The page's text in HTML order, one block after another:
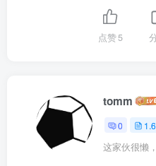
| ├──课时132 数据的分布
| ├──课时133 画家的成长历
| ├──课时134 GAN原理.mp4
| ├──课时139 WGAN-GP原理
| ├──课时140 GAN实战-.mp4
| ├──课时141 GAN实战-
| ├──课时142 GAN实战-
| ├──课时143 GAN实战-
点赞5
tomm
0
这家伙很懒